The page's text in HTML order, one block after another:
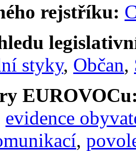
rejstříku:
styky, Občan,
evidence
,